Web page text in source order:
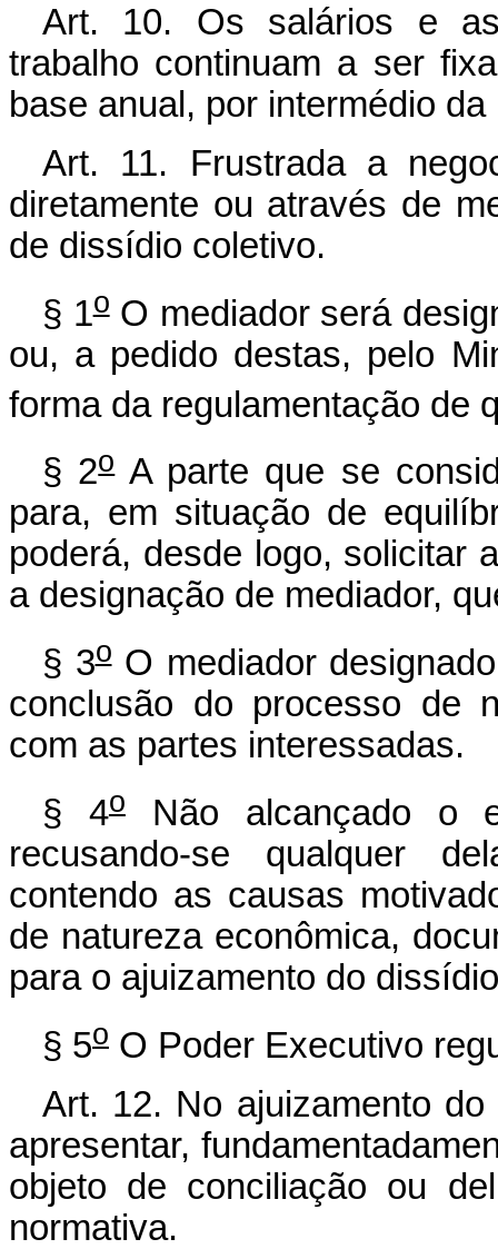
Art. 10. Os salários e
trabalho continuam a ser
base anual, por intermédio
Art. 11. Frustrada a
diretamente ou através de
de dissídio coletivo.
§ 1oO mediador será
ou, a pedido destas, pelo
forma da regulamentação de
§ 2oA parte que se
para, em situação de
poderá, desde logo, solicitar
a designação de mediador,
§ 3oO mediador
conclusão do processo de
com as partes interessadas.
§ 4oNão alcançado o
recusando-se qualquer
contendo as causas
de natureza econômica,
para o ajuizamento do
§ 5o O Poder Executivo
Art. 12. No ajuizamento
apresentar,
objeto de conciliação ou
normativa.